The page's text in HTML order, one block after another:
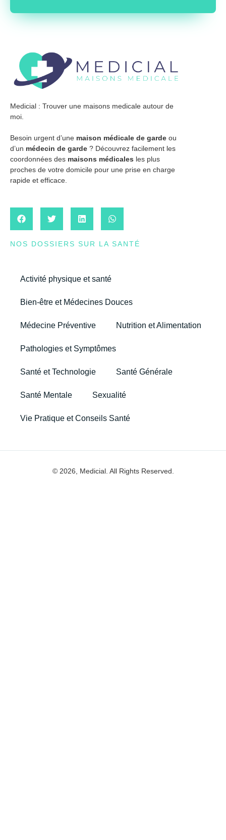
Medicial : Trouver une maisons medicale autour de
moi.
Besoin urgent d’une maison médicale de garde ou
d’un médecin de garde ? Découvrez facilement les
coordonnées des maisons médicales les plus
proches de votre domicile pour une prise en charge
rapide et efficace.
NOS DOSSIERS SUR LA SANTÉ
Activité physique et santé
Bien-être et Médecines Douces
Médecine Préventive Nutrition et Alimentation
Pathologies et Symptômes
Santé et Technologie Santé Générale
Santé Mentale Sexualité
Vie Pratique et Conseils Santé
© 2026, Medicial. All Rights Reserved.